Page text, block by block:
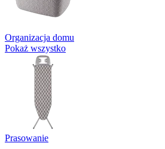
Organizacja domu
Pokaż wszystko
Prasowanie